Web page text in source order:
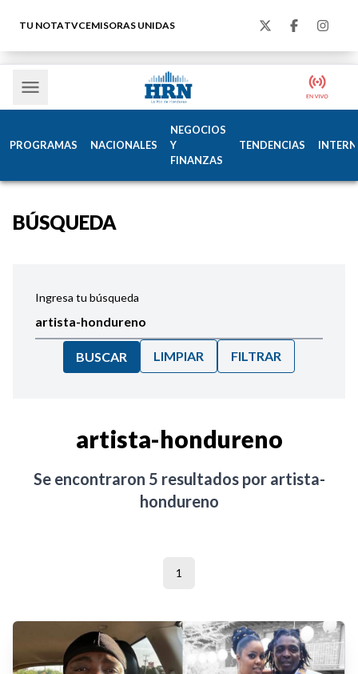
TU NOTATVCEMISORAS UNIDAS
PROGRAMAS NACIONALES
NEGOCIOS
Y
FINANZAS
TENDENCIAS
BÚSQUEDA
Ingresa tu búsqueda
BUSCAR LIMPIAR FILTRAR
artista-hondureno
Se encontraron 5 resultados por artista-
hondureno
1